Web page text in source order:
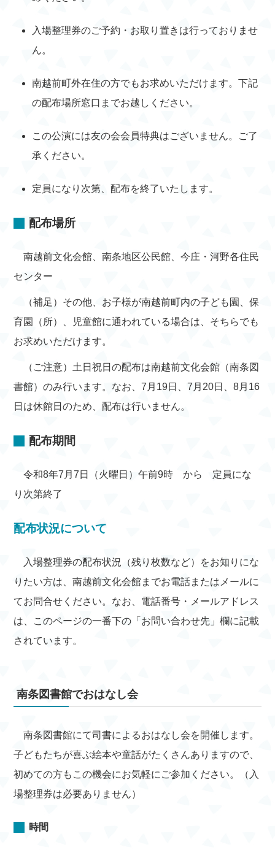
入場整理券のご予約・お取り置きは行っておりませ
ん。
南越前町外在住の方でもお求めいただけます。下記
の配布場所窓口までお越しください。
この公演には友の会会員特典はございません。ご了
承ください。
定員になり次第、配布を終了いたします。
配布場所
南越前文化会館、南条地区公民館、今庄・河野各住民
センター
（補足）その他、お子様が南越前町内の子ども園、保
育園（所）、児童館に通われている場合は、そちらでも
お求めいただけます。
（ご注意）土日祝日の配布は南越前文化会館（南条図
書館）のみ行います。なお、7月19日、7月20日、8月16
日は休館日のため、配布は行いません。
配布期間
令和8年7月7日（火曜日）午前9時 から 定員にな
り次第終了
配布状況について
入場整理券の配布状況（残り枚数など）をお知りにな
りたい方は、南越前文化会館までお電話またはメールに
てお問合せください。なお、電話番号・メールアドレス
は、このページの一番下の「お問い合わせ先」欄に記載
されています。
南条図書館でおはなし会
南条図書館にて司書によるおはなし会を開催します。
子どもたちが喜ぶ絵本や童話がたくさんありますので、
初めての方もこの機会にお気軽にご参加ください。（入
場整理券は必要ありません）
時間